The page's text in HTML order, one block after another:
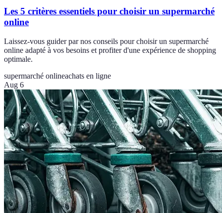
Les 5 critères essentiels pour choisir un supermarché
online
Laissez-vous guider par nos conseils pour choisir un supermarché
online adapté à vos besoins et profiter d'une expérience de shopping
optimale.
supermarché onlineachats en ligne
Aug 6